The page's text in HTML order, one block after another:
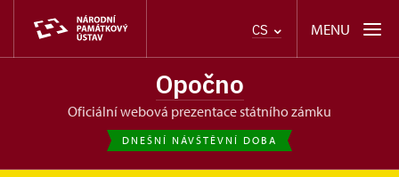
CS MENU
Opočno
oficiální webová prezentace státního zámku
DNEŠNÍ NÁVŠTĚVNÍ DOBA